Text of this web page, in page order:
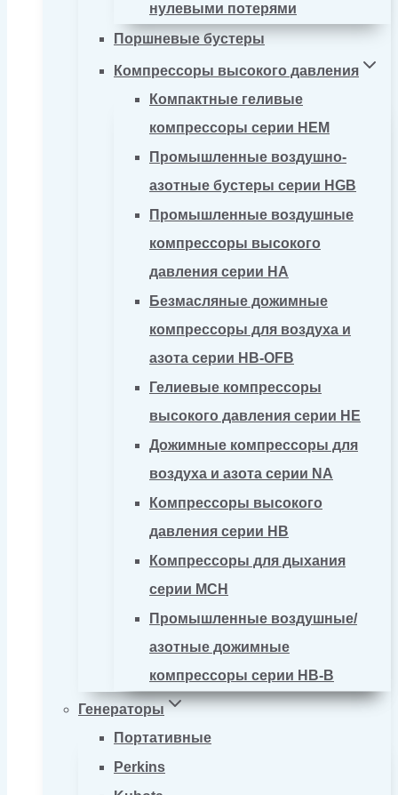
нулевыми потерями
Поршневые бустеры
Компрессоры высокого давления
Компактные геливые
компрессоры серии HEM
Промышленные воздушно-
азотные бустеры серии HGB
Промышленные воздушные
компрессоры высокого
давления серии HA
Безмасляные дожимные
компрессоры для воздуха и
азота серии HB-OFB
Гелиевые компрессоры
высокого давления серии HE
Дожимные компрессоры для
воздуха и азота серии NA
Компрессоры высокого
давления серии HB
Компрессоры для дыхания
серии MCH
Промышленные воздушные/
азотные дожимные
компрессоры серии HB-B
Генераторы
Портативные
Perkins